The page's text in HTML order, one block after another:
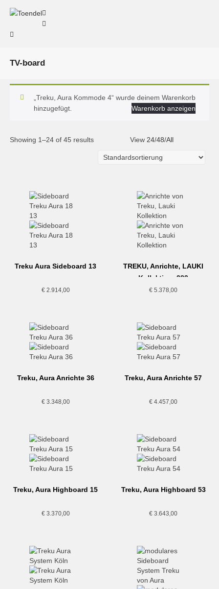
TV-board
„Treku, Aura Kommode 4“ wurde deinem Warenkorb
hinzugefügt.
Warenkorb anzeigen
Showing 1–24 of 45 results View 24/48/All
Treku Aura Sideboard 13
€2.914,00
TREKU, Anrichte, LAUKI
Kollektion, 283
€ 5.378,00
Treku, Aura Anrichte 36
€3.348,00
Treku, Aura Anrichte 57
€ 4.457,00
Treku, Aura Highboard 15
€3.370,00
Treku, Aura Highboard 53
€ 3.643,00